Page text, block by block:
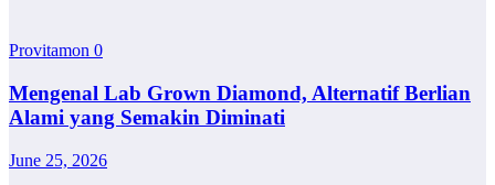
Provitamon 0
Mengenal Lab Grown Diamond, Alternatif Berlian
Alami yang Semakin Diminati
June 25, 2026